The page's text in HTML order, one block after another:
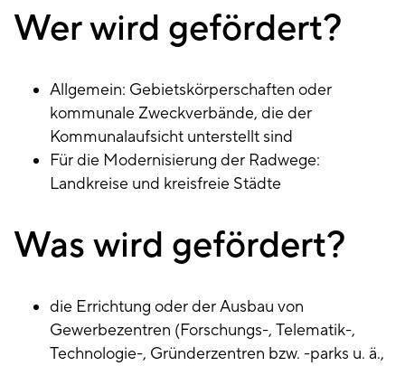
Wer wird gefördert?
Allgemein: Gebietskörperschaften oder
kommunale Zweckverbände, die der
Kommunalaufsicht unterstellt sind
Für die Modernisierung der Radwege:
Landkreise und kreisfreie Städte
Was wird gefördert?
die Errichtung oder der Ausbau von
Gewerbezentren (Forschungs-, Telematik-,
Technologie-, Gründerzentren bzw. -parks u. ä.,